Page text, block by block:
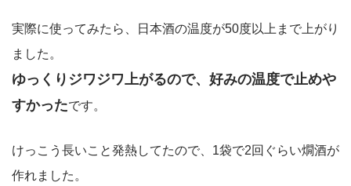
実際に使ってみたら、日本酒の温度が50度以上まで上がり
ました。
ゆっくりジワジワ上がるので、好みの温度で止めや
すかったです。
けっこう長いこと発熱してたので、1袋で2回ぐらい燗酒が
作れました。